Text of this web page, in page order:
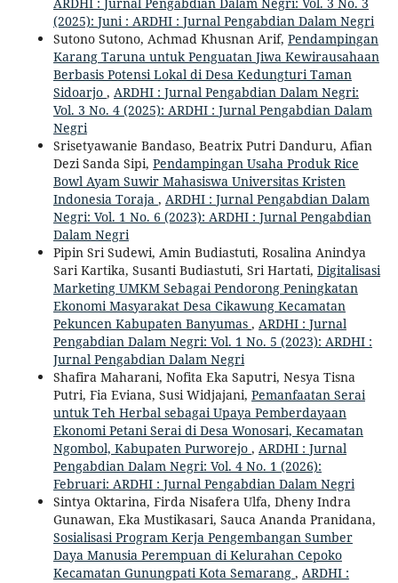
ARDHI : Jurnal Pengabdian Dalam Negri: Vol. 3 No. 3
(2025): Juni : ARDHI : Jurnal Pengabdian Dalam Negri
Sutono Sutono, Achmad Khusnan Arif, Pendampingan
Karang Taruna untuk Penguatan Jiwa Kewirausahaan
Berbasis Potensi Lokal di Desa Kedungturi Taman
Sidoarjo , ARDHI : Jurnal Pengabdian Dalam Negri:
Vol. 3 No. 4 (2025): ARDHI : Jurnal Pengabdian Dalam
Negri
Srisetyawanie Bandaso, Beatrix Putri Danduru, Afian
Dezi Sanda Sipi, Pendampingan Usaha Produk Rice
Bowl Ayam Suwir Mahasiswa Universitas Kristen
Indonesia Toraja , ARDHI : Jurnal Pengabdian Dalam
Negri: Vol. 1 No. 6 (2023): ARDHI : Jurnal Pengabdian
Dalam Negri
Pipin Sri Sudewi, Amin Budiastuti, Rosalina Anindya
Sari Kartika, Susanti Budiastuti, Sri Hartati, Digitalisasi
Marketing UMKM Sebagai Pendorong Peningkatan
Ekonomi Masyarakat Desa Cikawung Kecamatan
Pekuncen Kabupaten Banyumas , ARDHI : Jurnal
Pengabdian Dalam Negri: Vol. 1 No. 5 (2023): ARDHI :
Jurnal Pengabdian Dalam Negri
Shafira Maharani, Nofita Eka Saputri, Nesya Tisna
Putri, Fia Eviana, Susi Widjajani, Pemanfaatan Serai
untuk Teh Herbal sebagai Upaya Pemberdayaan
Ekonomi Petani Serai di Desa Wonosari, Kecamatan
Ngombol, Kabupaten Purworejo , ARDHI : Jurnal
Pengabdian Dalam Negri: Vol. 4 No. 1 (2026):
Februari: ARDHI : Jurnal Pengabdian Dalam Negri
Sintya Oktarina, Firda Nisafera Ulfa, Dheny Indra
Gunawan, Eka Mustikasari, Sauca Ananda Pranidana,
Sosialisasi Program Kerja Pengembangan Sumber
Daya Manusia Perempuan di Kelurahan Cepoko
Kecamatan Gunungpati Kota Semarang , ARDHI :